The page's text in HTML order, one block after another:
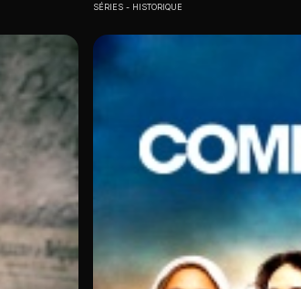
SÉRIES HISTORIQUE